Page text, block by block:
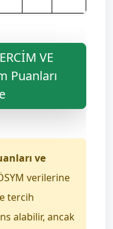
VE
Puanları
ve
verilerine
tercih
alabilir, ancak